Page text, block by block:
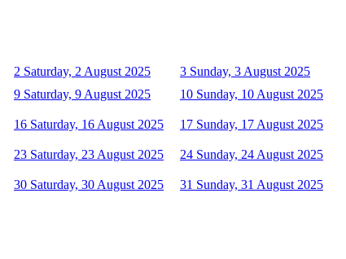
2 Saturday, 2 August 2025 3 Sunday, 3 August 2025
9 Saturday, 9 August 2025 10 Sunday, 10 August 2025
16 Saturday, 16 August 2025 17 Sunday, 17 August 2025
23 Saturday, 23 August 2025 24 Sunday, 24 August 2025
30 Saturday, 30 August 2025 31 Sunday, 31 August 2025